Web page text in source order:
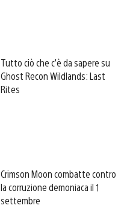
Tutto ciò che c’è da sapere su
Ghost Recon Wildlands: Last
Rites
Crimson Moon combatte contro
la corruzione demoniaca il 1
settembre